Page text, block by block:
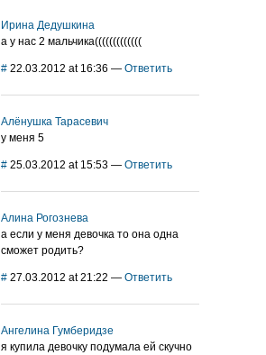
Ирина Дедушкина
а у нас 2 мальчика(((((((((((((
# 22.03.2012 at 16:36 — Ответить
Алёнушка Тарасевич
у меня 5
# 25.03.2012 at 15:53 — Ответить
Алина Рогознева
а если у меня девочка то она одна
сможет родить?
# 27.03.2012 at 21:22 — Ответить
Ангелина Гумберидзе
я купила девочку подумала ей скучно